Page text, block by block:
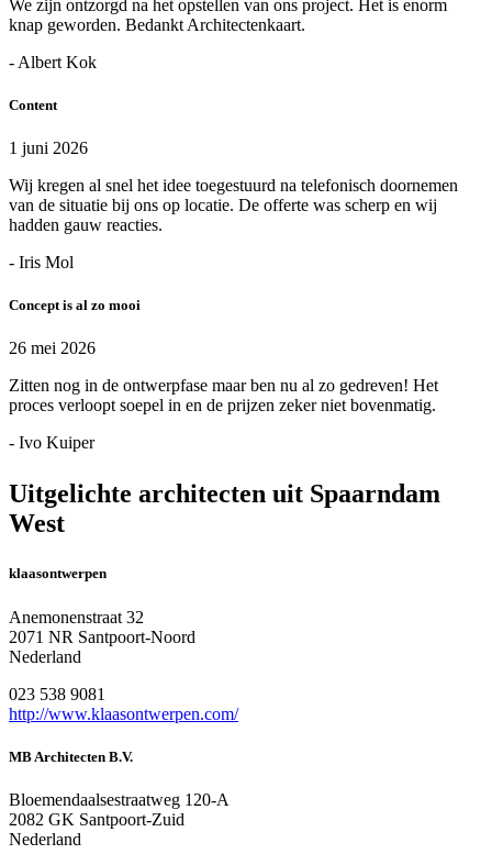
We zijn ontzorgd na het opstellen van ons project. Het is enorm
knap geworden. Bedankt Architectenkaart.
- Albert Kok
Content
1 juni 2026
Wij kregen al snel het idee toegestuurd na telefonisch doornemen
van de situatie bij ons op locatie. De offerte was scherp en wij
hadden gauw reacties.
- Iris Mol
Concept is al zo mooi
26 mei 2026
Zitten nog in de ontwerpfase maar ben nu al zo gedreven! Het
proces verloopt soepel in en de prijzen zeker niet bovenmatig.
- Ivo Kuiper
Uitgelichte architecten uit Spaarndam
West
klaasontwerpen
Anemonenstraat 32
2071 NR Santpoort-Noord
Nederland
023 538 9081
http://www.klaasontwerpen.com/
MB Architecten B.V.
Bloemendaalsestraatweg 120-A
2082 GK Santpoort-Zuid
Nederland